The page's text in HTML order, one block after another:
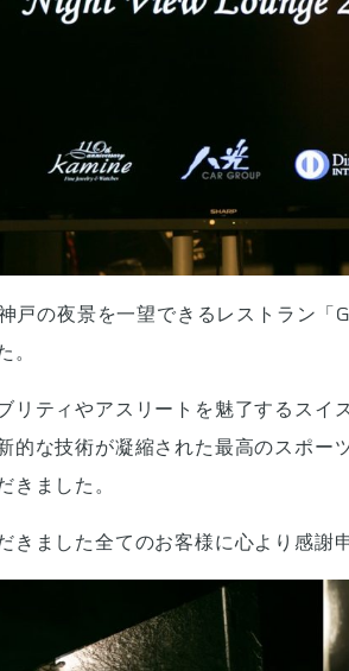
戸の夜景を一望できるレストラ
リティやアスリートを魅了するス
的な技術が凝縮された最高のスポ
きました。
きました全てのお客様に心より感謝